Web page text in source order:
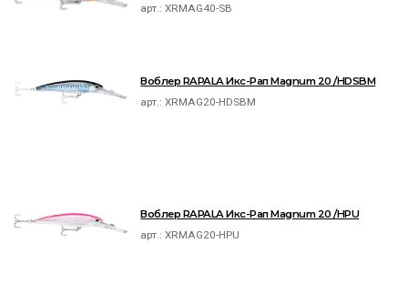
арт.:XRMAG40-SB
Воблер RAPALA Икс-Рап Magnum 20 /HDSBM
арт.:XRMAG20-HDSBM
Воблер RAPALA Икс-Рап Magnum 20 /HPU
арт.:XRMAG20-HPU